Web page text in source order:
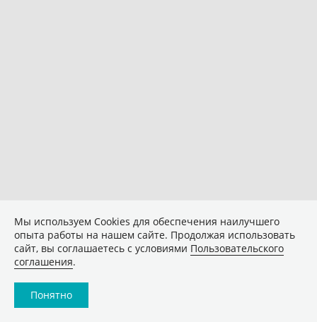
Мы используем Сookies для обеспечения наилучшего
опыта работы на нашем сайте. Продолжая использовать
сайт, вы соглашаетесь с условиями Пользовательского
соглашения.
Понятно